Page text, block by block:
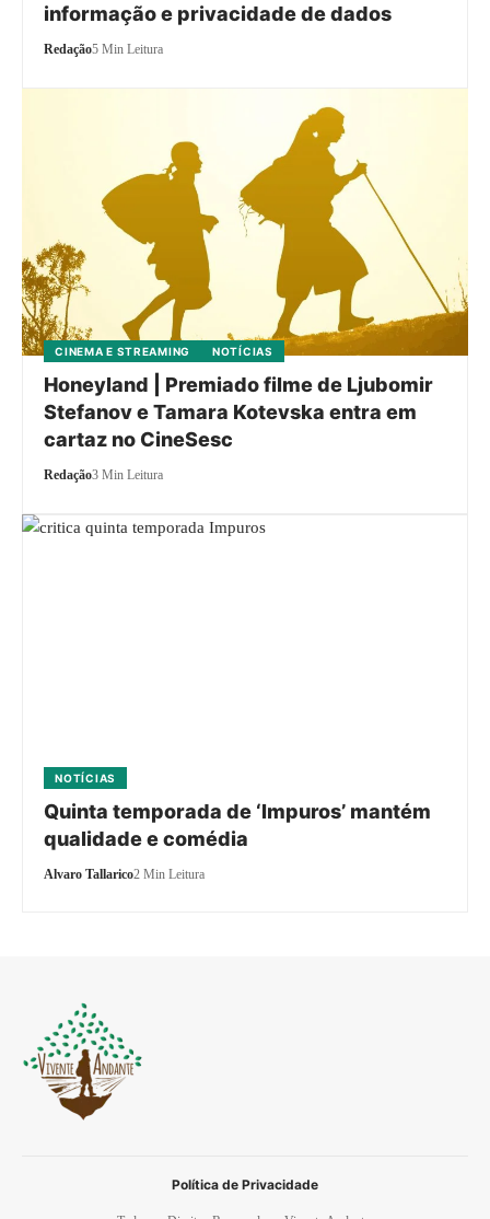
informação e privacidade de dados
Redação5 Min Leitura
CINEMA E STREAMING NOTÍCIAS
Honeyland | Premiado filme de Ljubomir
Stefanov e Tamara Kotevska entra em
cartaz no CineSesc
Redação3 Min Leitura
NOTÍCIAS
Quinta temporada de ‘Impuros’ mantém
qualidade e comédia
Alvaro Tallarico2 Min Leitura
Política de Privacidade